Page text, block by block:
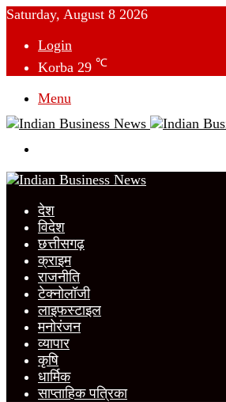
Saturday, August 8 2026
Login
Korba 29 ℃
Menu
देश
विदेश
छत्तीसगढ़
क्राइम
राजनीति
टेक्नोलॉजी
लाइफस्टाइल
मनोरंजन
व्यापार
कृषि
धार्मिक
साप्ताहिक पत्रिका